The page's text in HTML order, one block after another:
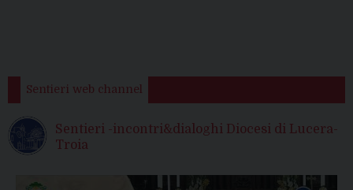
Sentieri web channel
Sentieri -incontri&dialoghi Diocesi di Lucera-
Troia